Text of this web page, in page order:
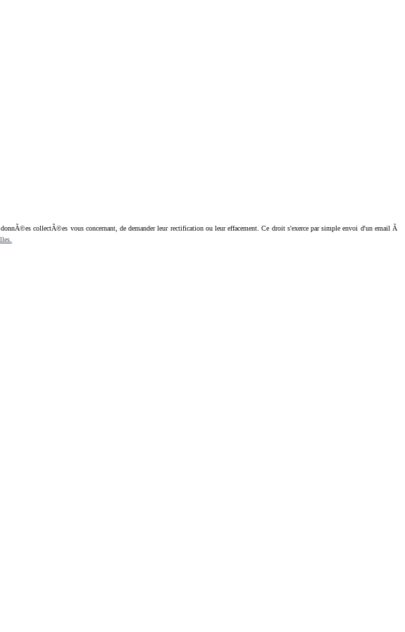
collectÃ©es vous concernant, de demander leur rectification ou leur effacement. Ce droit s'exerce par simple envoi d'un email Ã